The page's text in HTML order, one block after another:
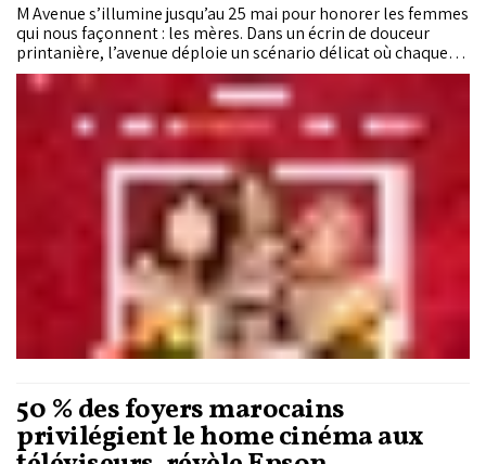
M Avenue s’illumine jusqu’au 25 mai pour honorer les femmes
qui nous façonnent : les mères. Dans un écrin de douceur
printanière, l’avenue déploie un scénario délicat où chaque
geste s’inscrit dans la célébration de l’amour maternel.
50 % des foyers marocains
privilégient le home cinéma aux